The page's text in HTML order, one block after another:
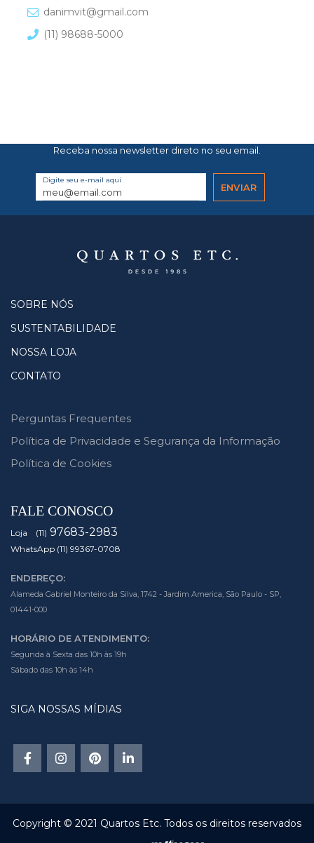
danimvit@gmail.com
(11) 98688-5000
Receba nossa newsletter direto no seu email.
Digite seu e-mail aqui
SOBRE NÓS
SUSTENTABILIDADE
NOSSA LOJA
CONTATO
Perguntas Frequentes
Política de Privacidade e Segurança da Informação
Política de Cookies
FALE CONOSCO
Loja (11) 97683-2983
WhatsApp (11) 99367-0708
ENDEREÇO:
Alameda Gabriel Monteiro da Silva, 1742 - Jardim America, São Paulo - SP,
01441-000
HORÁRIO DE ATENDIMENTO:
Segunda à Sexta das 10h às 19h
Sábado das 10h às 14h
SIGA NOSSAS MÍDIAS
Copyright © 2021 Quartos Etc. Todos os direitos reservados